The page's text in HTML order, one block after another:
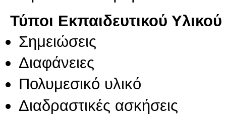
Τύποι Εκπαιδευτικού Υλικού
Σημειώσεις
Διαφάνειες
Πολυμεσικό υλικό
Διαδραστικές ασκήσεις